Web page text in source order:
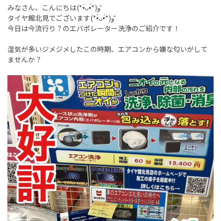
みなさん、こんにちは(*•̀ᴗ•́*)و ̑̑
タイヤ館北見でございます(*•̀ᴗ•́*)و ̑̑
今日は今流行り？のエバポレーター洗浄のご紹介です！
湿気が多いジメジメしたこの時期、エアコンから嫌な匂いがして
ませんか？